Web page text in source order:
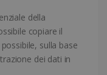
della
copiare il
sulla base
dei dati in